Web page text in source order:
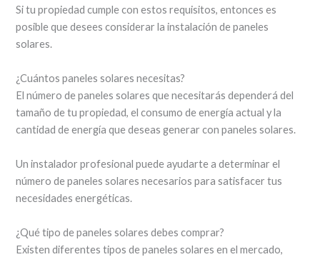
Si tu propiedad cumple con estos requisitos, entonces es
posible que desees considerar la instalación de paneles
solares.
¿Cuántos paneles solares necesitas?
El número de paneles solares que necesitarás dependerá del
tamaño de tu propiedad, el consumo de energía actual y la
cantidad de energía que deseas generar con paneles solares.
Un instalador profesional puede ayudarte a determinar el
número de paneles solares necesarios para satisfacer tus
necesidades energéticas.
¿Qué tipo de paneles solares debes comprar?
Existen diferentes tipos de paneles solares en el mercado,